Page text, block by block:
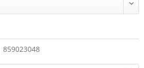
859023048